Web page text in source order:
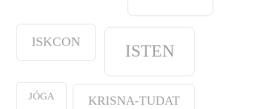
ISKCON ISTEN
JÓGA KRISNA-TUDAT